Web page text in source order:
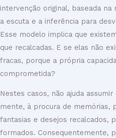
intervenção original, baseada
a escuta e a inferência para
Esse modelo implica que
que recalcadas. E se elas não
fracas, porque a própria
comprometida?
Nestes casos, não ajuda
mente, à procura de memórias,
fantasias e desejos recalcados,
formados. Consequentemente,